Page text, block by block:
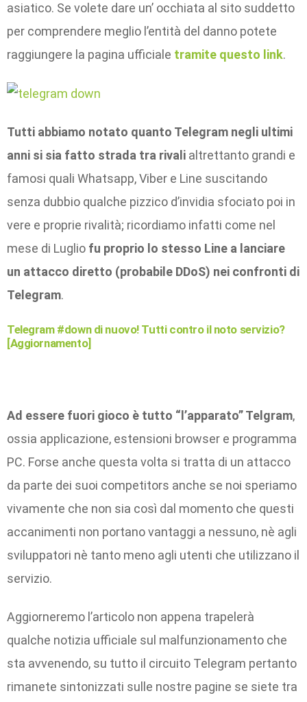
asiatico. Se volete dare un’ occhiata al sito suddetto
per comprendere meglio l’entità del danno potete
raggiungere la pagina ufficiale tramite questo link.
Tutti abbiamo notato quanto Telegram negli ultimi
anni si sia fatto strada tra rivali altrettanto grandi e
famosi quali Whatsapp, Viber e Line suscitando
senza dubbio qualche pizzico d’invidia sfociato poi in
vere e proprie rivalità; ricordiamo infatti come nel
mese di Luglio fu proprio lo stesso Line a lanciare
un attacco diretto (probabile DDoS) nei confronti di
Telegram.
Telegram #down di nuovo! Tutti contro il noto servizio?
[Aggiornamento]
Ad essere fuori gioco è tutto “l’apparato” Telgram,
ossia applicazione, estensioni browser e programma
PC. Forse anche questa volta si tratta di un attacco
da parte dei suoi competitors anche se noi speriamo
vivamente che non sia così dal momento che questi
accanimenti non portano vantaggi a nessuno, nè agli
sviluppatori nè tanto meno agli utenti che utilizzano il
servizio.
Aggiorneremo l’articolo non appena trapelerà
qualche notizia ufficiale sul malfunzionamento che
sta avvenendo, su tutto il circuito Telegram pertanto
rimanete sintonizzati sulle nostre pagine se siete tra